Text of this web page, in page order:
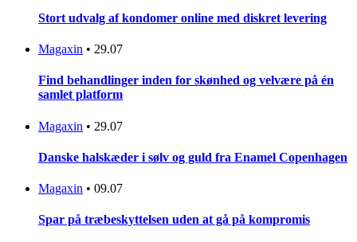
Stort udvalg af kondomer online med diskret levering
Magaxin • 29.07
Find behandlinger inden for skønhed og velvære på én
samlet platform
Magaxin • 29.07
Danske halskæder i sølv og guld fra Enamel Copenhagen
Magaxin • 09.07
Spar på træbeskyttelsen uden at gå på kompromis